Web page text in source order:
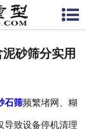
网站首页
砂筛分实用
石筛频繁堵网、糊
导致设备停机清理